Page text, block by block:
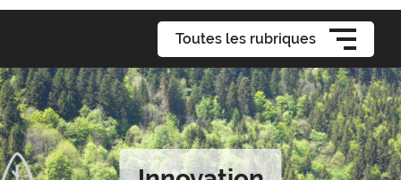
Toutes les rubriques